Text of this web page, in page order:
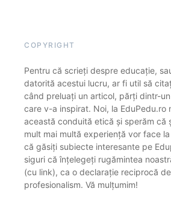
COPYRIGHT
Pentru că scrieți despre educație,
datorită acestui lucru, ar fi util să
când preluați un articol, părți dintr-
care v-a inspirat. Noi, la EduPedu.ro
această conduită etică și sperăm că
mult mai multă experiență vor face
că găsiți subiecte interesante pe
siguri că înțelegeți rugămintea
(cu link), ca o declarație reciprocă
profesionalism. Vă mulțumim!